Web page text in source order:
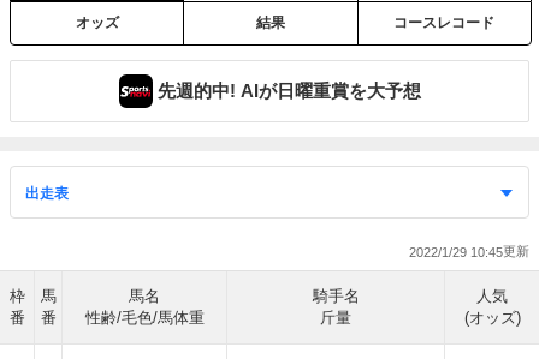
オッズ 結果 コースレコード
先週的中! AIが日曜重賞を大予想
2022/1/29 10:45
枠
番
馬
番
馬名
性齢/毛色/馬体重
騎手名
斤量
人気
(オッズ)